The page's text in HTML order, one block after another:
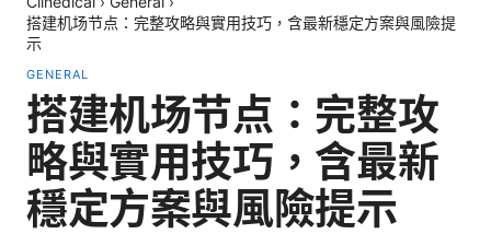
搭建机场节点：完整攻略與實用技巧，含最新穩定方案與風險提
示
GENERAL
搭建机场节点：完整攻
略與實用技巧，含最新
穩定方案與風險提示